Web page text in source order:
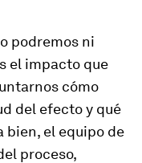
podremos ni
el impacto que
cómo
del efecto y qué
bien, el equipo de
proceso,